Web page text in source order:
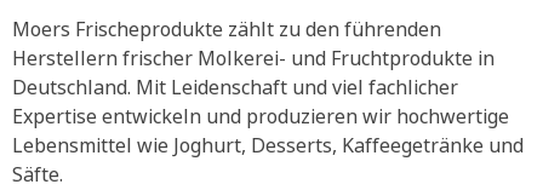
Moers Frischeprodukte zählt zu den führenden
Herstellern frischer Molkerei- und Fruchtprodukte in
Deutschland. Mit Leidenschaft und viel fachlicher
Expertise entwickeln und produzieren wir hochwertige
Lebensmittel wie Joghurt, Desserts, Kaffeegetränke und
Säfte.